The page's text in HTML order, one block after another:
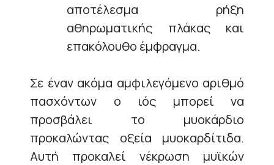
αποτέλεσμα ρήξη
αθηρωματικής πλάκας και
επακόλουθο έμφραγμα.
Σε έναν ακόμα αμφιλεγόμενο αριθμό
πασχόντων ο ιός μπορεί να
προσβάλει το μυοκάρδιο
προκαλώντας οξεία μυοκαρδίτιδα.
Αυτή προκαλεί νέκρωση μυϊκών